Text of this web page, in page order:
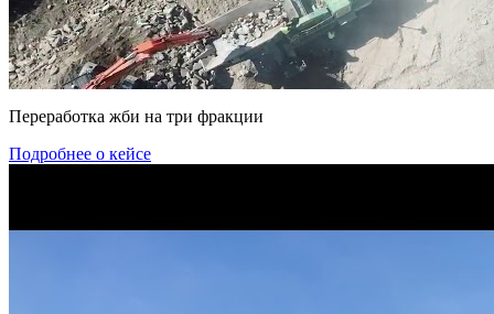
Переработка жби на три фракции
Подробнее о кейсе